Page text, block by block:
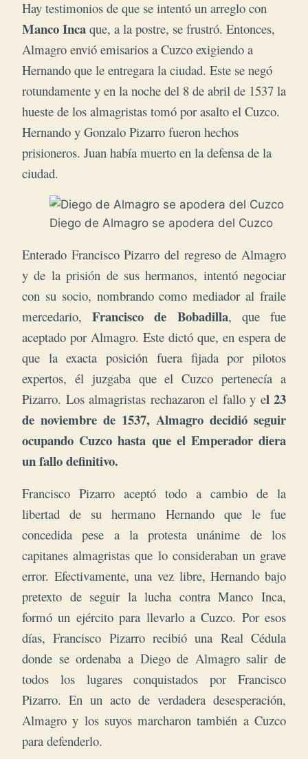
Hay testimonios de que se intentó un arreglo con
Manco Inca que, a la postre, se frustró. Entonces,
Almagro envió emisarios a Cuzco exigiendo a
Hernando que le entregara la ciudad. Este se negó
rotundamente y en la noche del 8 de abril de 1537 la
hueste de los almagristas tomó por asalto el Cuzco.
Hernando y Gonzalo Pizarro fueron hechos
prisioneros. Juan había muerto en la defensa de la
ciudad.
Diego de Almagro se apodera del Cuzco
Enterado Francisco Pizarro del regreso de Almagro
y de la prisión de sus hermanos, intentó negociar
con su socio, nombrando como mediador al fraile
mercedario,Francisco de Bobadilla, que fue
aceptado por Almagro. Este dictó que, en espera de
que la exacta posición fuera fijada por pilotos
expertos, él juzgaba que el Cuzco pertenecía a
Pizarro. Los almagristas rechazaron el fallo y el 23
de noviembre de 1537, Almagro decidió seguir
ocupando Cuzco hasta que el Emperador diera
un fallo definitivo.
Francisco Pizarro aceptó todo a cambio de la
libertad de su hermano Hernando que le fue
concedida pese a la protesta unánime de los
capitanes almagristas que lo consideraban un grave
error. Efectivamente, una vez libre, Hernando bajo
pretexto de seguir la lucha contra Manco Inca,
formó un ejército para llevarlo a Cuzco. Por esos
días, Francisco Pizarro recibió una Real Cédula
donde se ordenaba a Diego de Almagro salir de
todos los lugares conquistados por Francisco
Pizarro. En un acto de verdadera desesperación,
Almagro y los suyos marcharon también a Cuzco
para defenderlo.